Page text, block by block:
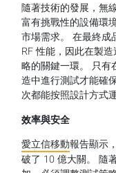
隨著技術的發展，無
富有挑戰性的設備環
市場需求。 在最終成
RF 性能，因此在製
略的關鍵一環。 只有
造中進行測試才能確
次都能按照設計方式運
效率與安全
愛立信移動報告顯示
破了 10 億大關。 隨